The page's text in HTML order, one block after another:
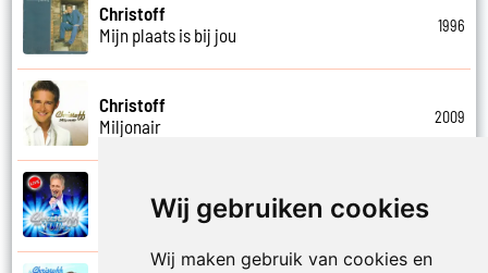
Wij gebruiken cookies
Wij maken gebruik van cookies en
Christoff
Mijn plaats is bij jou
1996
Christoff
Miljonair
2009
Christoff
Mooi het leven is mooi